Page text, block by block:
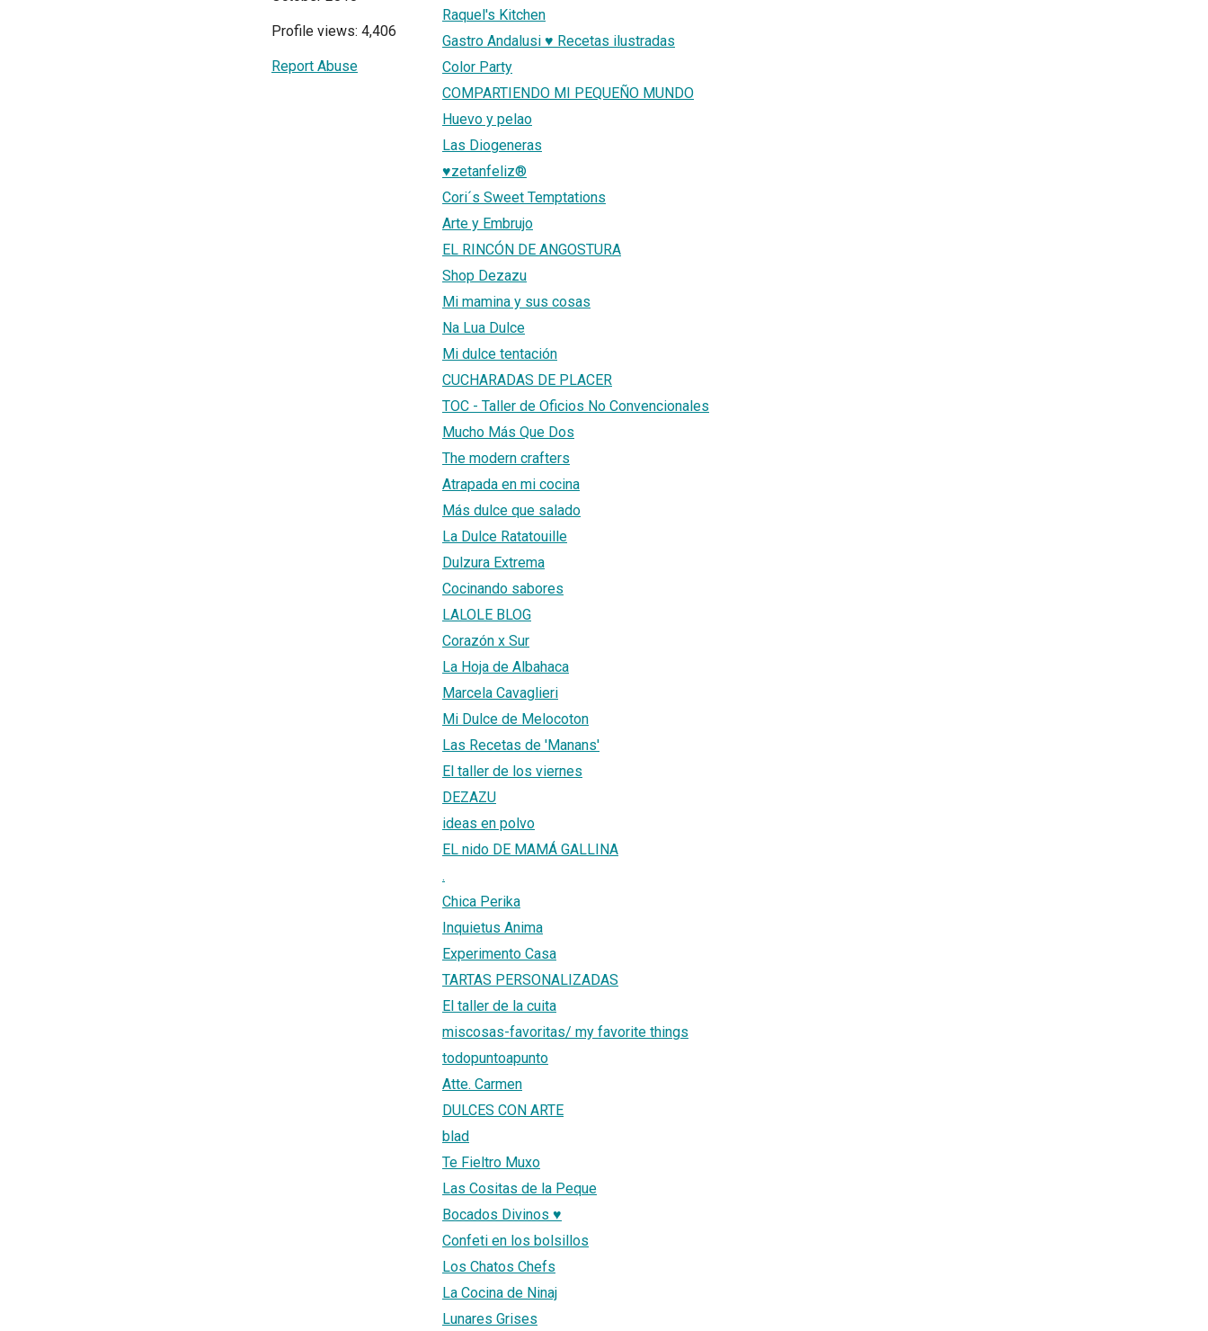
Profile views: 4,406
Report Abuse
Raquel's Kitchen
Gastro Andalusi ♥ Recetas ilustradas
Color Party
COMPARTIENDO MI PEQUEÑO MUNDO
Huevo y pelao
Las Diogeneras
♥zetanfeliz®
Cori´s Sweet Temptations
Arte y Embrujo
EL RINCÓN DE ANGOSTURA
Shop Dezazu
Mi mamina y sus cosas
Na Lua Dulce
Mi dulce tentación
CUCHARADAS DE PLACER
TOC - Taller de Oficios No Convencionales
Mucho Más Que Dos
The modern crafters
Atrapada en mi cocina
Más dulce que salado
La Dulce Ratatouille
Dulzura Extrema
Cocinando sabores
LALOLE BLOG
Corazón x Sur
La Hoja de Albahaca
Marcela Cavaglieri
Mi Dulce de Melocoton
Las Recetas de 'Manans'
El taller de los viernes
DEZAZU
ideas en polvo
EL nido DE MAMÁ GALLINA
.
Chica Perika
Inquietus Anima
Experimento Casa
TARTAS PERSONALIZADAS
El taller de la cuita
miscosas-favoritas/ my favorite things
todopuntoapunto
Atte. Carmen
DULCES CON ARTE
blad
Te Fieltro Muxo
Las Cositas de la Peque
Bocados Divinos ♥
Confeti en los bolsillos
Los Chatos Chefs
La Cocina de Ninaj
Lunares Grises